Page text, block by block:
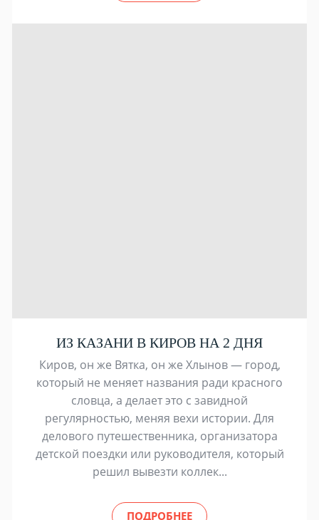
ИЗ КАЗАНИ В КИРОВ НА 2 ДНЯ
Киров, он же Вятка, он же Хлынов — город,
который не меняет названия ради красного
словца, а делает это с завидной
регулярностью, меняя вехи истории. Для
делового путешественника, организатора
детской поездки или руководителя, который
решил вывезти коллек...
ПОДРОБНЕЕ